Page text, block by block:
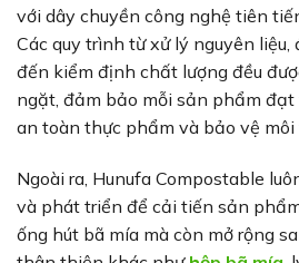
với dây chuyền công nghệ tiên
Các quy trình từ xử lý nguyên
đến kiểm định chất lượng đều
ngặt, đảm bảo mỗi sản phẩm đạt
an toàn thực phẩm và bảo vệ môi
Ngoài ra, Hunufa Compostable
và phát triển để cải tiến sản
ống hút bã mía mà còn mở rộng